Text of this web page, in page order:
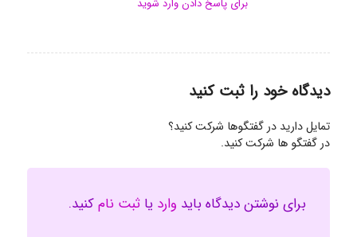
برای پاسخ دادن وارد شوید
دیدگاه خود را ثبت کنید
تمایل دارید در گفتگوها شرکت کنید؟
در گفتگو ها شرکت کنید.
برای نوشتن دیدگاه باید وارد یا ثبت نامکنید.